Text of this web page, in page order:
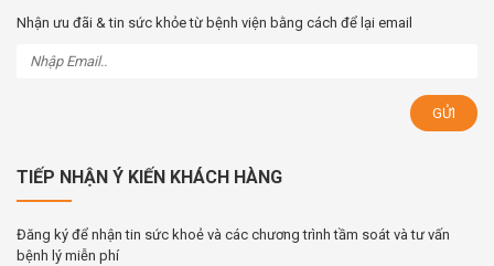
Nhận ưu đãi & tin sức khỏe từ bệnh viện bằng cách để lại email
TIẾP NHẬN Ý KIẾN KHÁCH HÀNG
Đăng ký để nhận tin sức khoẻ và các chương trình tầm soát và tư vấn
bệnh lý miễn phí